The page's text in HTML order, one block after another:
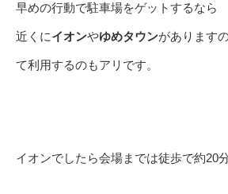
早めの行動で駐車場をゲットするなら
近くにイオンやゆめタウンがあります
て利用するのもアリです。
イオンでしたら会場までは徒歩で約20